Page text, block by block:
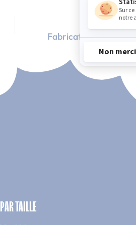
Fabrication Française
TAILLE